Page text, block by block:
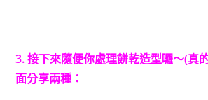
3. 接下來隨便你處理餅乾造型囉～(真
面分享兩種：